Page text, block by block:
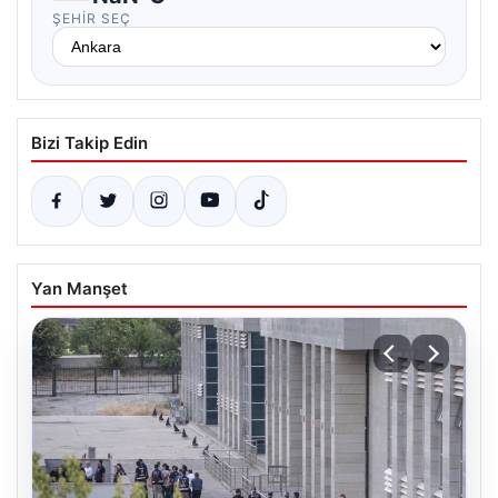
ŞEHIR SEÇ
Bizi Takip Edin
Yan Manşet